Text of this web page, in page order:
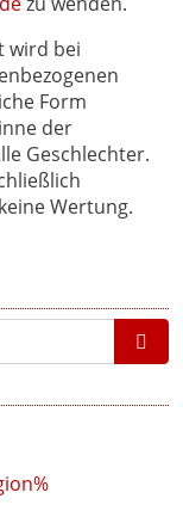
wird bei
Form
der
Geschlechter.
Wertung.